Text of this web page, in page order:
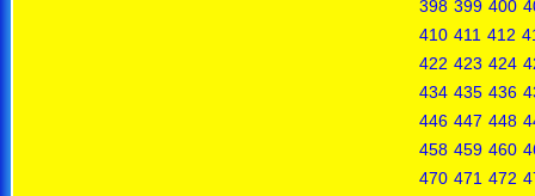
398 399 400
410 411 412
422 423 424
434 435 436
446 447 448
458 459 460
470 471 472